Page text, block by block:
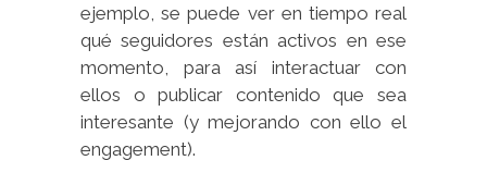
ejemplo, se puede ver en tiempo real
qué seguidores están activos en ese
momento, para así interactuar con
ellos o publicar contenido que sea
interesante (y mejorando con ello el
engagement).